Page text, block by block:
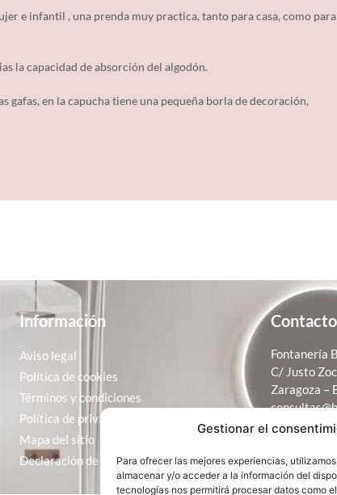
Gestionar el
Para ofrecer las mejores experiencias,
almacenar y/o acceder a la información del
tecnologías nos permitirá procesar datos como
e infantil , una prenda muy practica, tanto para casa, como
la capacidad de absorción del algodón.
en la capucha tiene una pequeña borla de decoración,
Información
Aviso legal
Política de cookies
Términos y condiciones
Política de privacidad
Mapa del sitio
Declaración de accesibilidad
Contacto
Fontanería
C/ Justo
Zaragoza –
693 21